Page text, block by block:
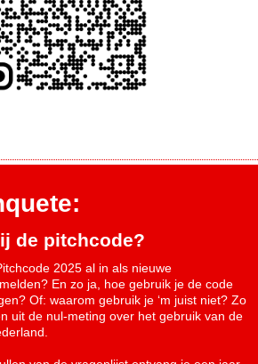
de pitchcode?
2025 al in als nieuwe
En zo ja, hoe gebruik je de code
Of: waarom gebruik je ‘m juist niet? Zo
uit de nul-meting over het gebruik van de